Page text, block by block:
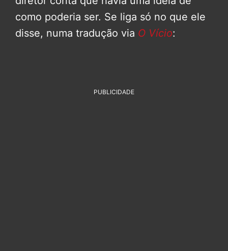
como poderia ser. Se liga só no que ele
disse, numa tradução via O Vício:
PUBLICIDADE